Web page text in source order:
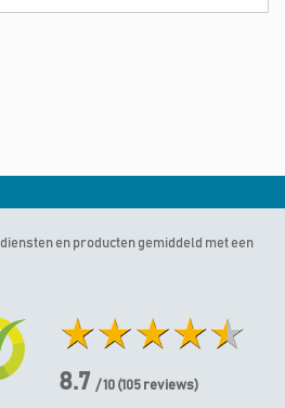
en producten gemiddeld met een
8.7 / 10 (105 reviews)